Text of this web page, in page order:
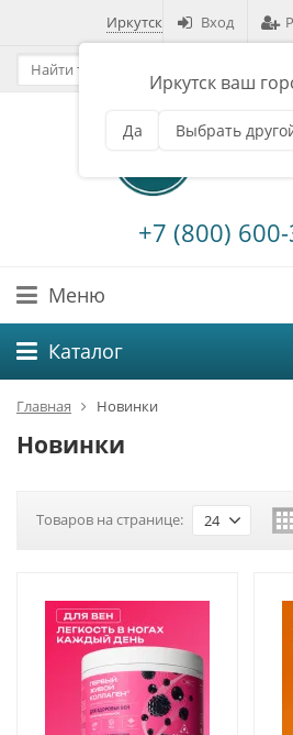
Иркутск
Иркутск ваш
Да Выбрать
Вход
+7 (800)
Меню
Каталог
Главная Новинки
Новинки
Товаров на странице: 24